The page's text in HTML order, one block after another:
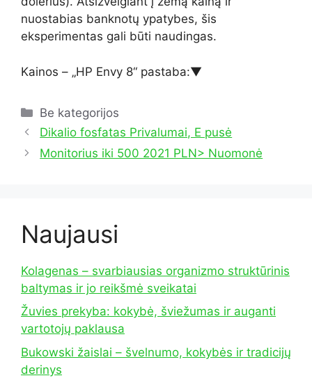
nuostabias banknotų ypatybes, šis
eksperimentas gali būti naudingas.
Kainos – „HP Envy 8“ pastaba:▼
Kategorijos
Be kategorijos
Dikalio fosfatas Privalumai, E pusė
Monitorius iki 500 2021 PLN> Nuomonė
Naujausi
Kolagenas – svarbiausias organizmo struktūrinis
baltymas ir jo reikšmė sveikatai
Žuvies prekyba: kokybė, šviežumas ir auganti
vartotojų paklausa
Bukowski žaislai – švelnumo, kokybės ir tradicijų
derinys